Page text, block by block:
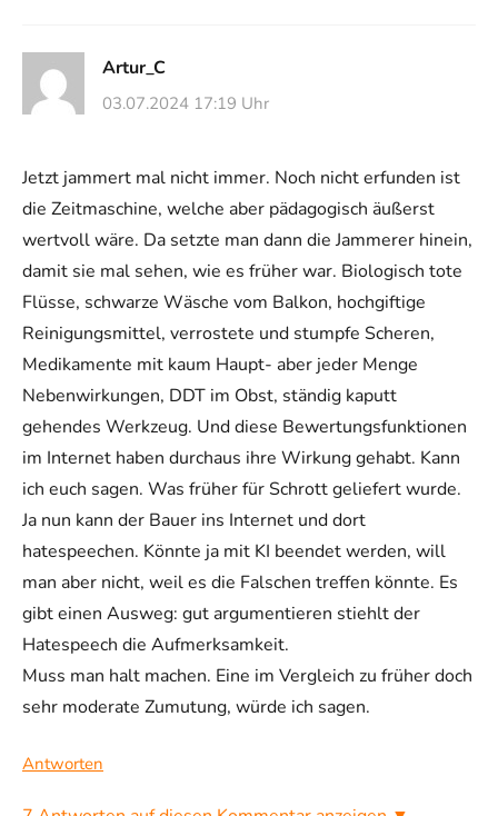
Artur_C
03.07.2024 17:19 Uhr
Jetzt jammert mal nicht immer. Noch nicht erfunden ist
die Zeitmaschine, welche aber pädagogisch äußerst
wertvoll wäre. Da setzte man dann die Jammerer hinein,
damit sie mal sehen, wie es früher war. Biologisch tote
Flüsse, schwarze Wäsche vom Balkon, hochgiftige
Reinigungsmittel, verrostete und stumpfe Scheren,
Medikamente mit kaum Haupt- aber jeder Menge
Nebenwirkungen, DDT im Obst, ständig kaputt
gehendes Werkzeug. Und diese Bewertungsfunktionen
im Internet haben durchaus ihre Wirkung gehabt. Kann
ich euch sagen. Was früher für Schrott geliefert wurde.
Ja nun kann der Bauer ins Internet und dort
hatespeechen. Könnte ja mit KI beendet werden, will
man aber nicht, weil es die Falschen treffen könnte. Es
gibt einen Ausweg: gut argumentieren stiehlt der
Hatespeech die Aufmerksamkeit.
Muss man halt machen. Eine im Vergleich zu früher doch
sehr moderate Zumutung, würde ich sagen.
Antworten